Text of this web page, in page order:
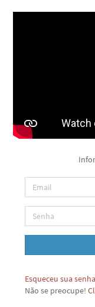
Esqueceu sua
Não se preocupe!